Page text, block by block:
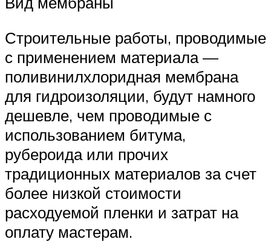
Строительные работы, проводимые
с применением материала —
поливинилхлоридная мембрана
для гидроизоляции, будут намного
дешевле, чем проводимые с
использованием битума,
рубероида или прочих
традиционных материалов за счет
более низкой стоимости
расходуемой пленки и затрат на
оплату мастерам.